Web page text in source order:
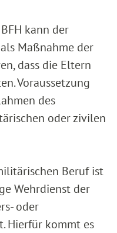
kann der
Maßnahme der
dass die Eltern
Voraussetzung
des
oder zivilen
Beruf ist
Wehrdienst der
oder
Hierfür kommt es